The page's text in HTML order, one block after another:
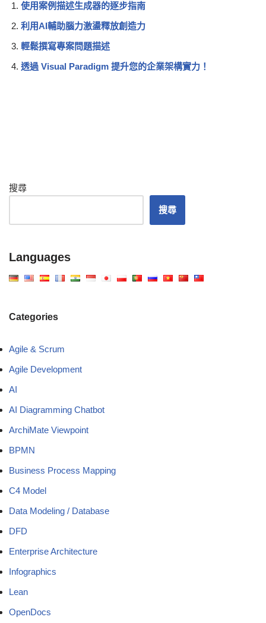
使用案例描述生成器的逐步指南
利用AI輔助腦力激盪釋放創造力
輕鬆撰寫專案問題描述
透過 Visual Paradigm 提升您的企業架構實力！
搜尋
搜尋
Languages
Categories
Agile & Scrum
Agile Development
AI
AI Diagramming Chatbot
ArchiMate Viewpoint
BPMN
Business Process Mapping
C4 Model
Data Modeling / Database
DFD
Enterprise Architecture
Infographics
Lean
OpenDocs